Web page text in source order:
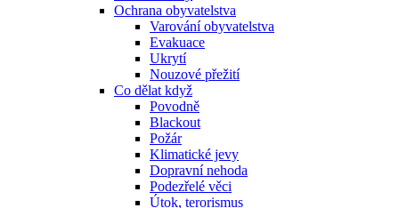
Ochrana obyvatelstva
Varování obyvatelstva
Evakuace
Ukrytí
Nouzové přežití
Co dělat když
Povodně
Blackout
Požár
Klimatické jevy
Dopravní nehoda
Podezřelé věci
Útok, terorismus